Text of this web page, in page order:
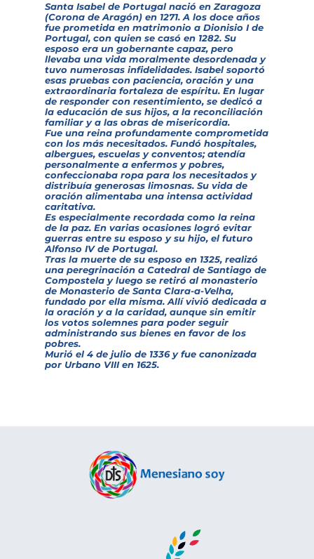
Santa Isabel de Portugal nació en Zaragoza
(Corona de Aragón) en 1271. A los doce años
fue prometida en matrimonio a Dionisio I de
Portugal, con quien se casó en 1282. Su
esposo era un gobernante capaz, pero
llevaba una vida moralmente desordenada y
tuvo numerosas infidelidades. Isabel soportó
esas pruebas con paciencia, oración y una
extraordinaria fortaleza de espíritu. En lugar
de responder con resentimiento, se dedicó a
la educación de sus hijos, a la reconciliación
familiar y a las obras de misericordia.
Fue una reina profundamente comprometida
con los más necesitados. Fundó hospitales,
albergues, escuelas y conventos; atendía
personalmente a enfermos y pobres,
confeccionaba ropa para los necesitados y
distribuía generosas limosnas. Su vida de
oración alimentaba una intensa actividad
caritativa.
Es especialmente recordada como la reina
de la paz. En varias ocasiones logró evitar
guerras entre su esposo y su hijo, el futuro
Alfonso IV de Portugal.
Tras la muerte de su esposo en 1325, realizó
una peregrinación a Catedral de Santiago de
Compostela y luego se retiró al monasterio
de Monasterio de Santa Clara-a-Velha,
fundado por ella misma. Allí vivió dedicada a
la oración y a la caridad, aunque sin emitir
los votos solemnes para poder seguir
administrando sus bienes en favor de los
pobres.
Murió el 4 de julio de 1336 y fue canonizada
por Urbano VIII en 1625.